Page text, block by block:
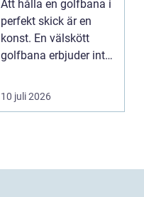
Att hålla en golfbana i
perfekt skick är en
konst. En välskött
golfbana erbjuder inte
10 juli 2026